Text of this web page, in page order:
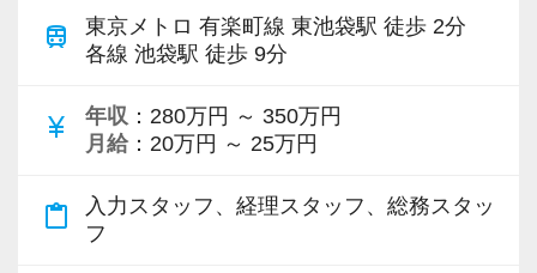
(１０)オフィスカジュアルを導入
導入しています！
【不動産関連の税務サイクルに興味がある方】
務所の方針です)
・9割が未経験者で先輩と言えどもレベル差は感
・全員真面目に仕事に取り組んでいます
【弊社の特徴】
http://tax.excelike.co.jp/
います。
タルデータでシームレスに繋げ、これに会計シ
ステム、業務管理システムを必要に応じて介在
体制を構築しています。
train
東京メトロ 有楽町線 東池袋駅 徒歩 2分
各線 池袋駅 徒歩 9分
currency_yen 年収 ：280万円 ～ 350万円
月給 ：20万円 ～ 25万円
content_paste
入力スタッフ、経理スタッフ、総務スタッ
フ